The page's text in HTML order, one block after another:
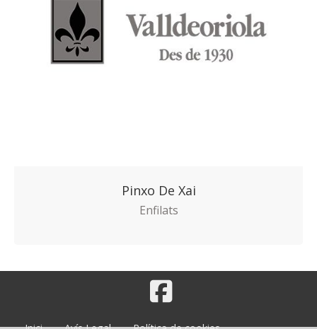
Pinxo De Xai
Enfilats